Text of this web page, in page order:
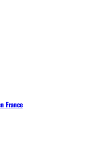
France